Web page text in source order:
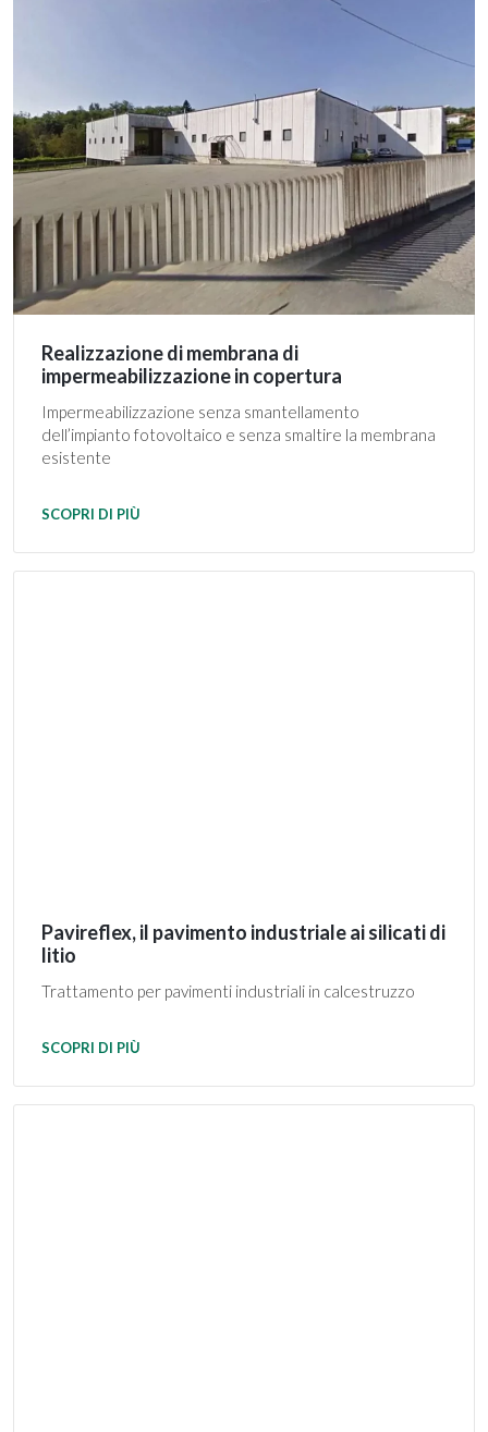
Realizzazione di membrana di
impermeabilizzazione in copertura
Impermeabilizzazione senza smantellamento
dell’impianto fotovoltaico e senza smaltire la membrana
esistente
SCOPRI DI PIÙ
Pavireflex, il pavimento industriale ai silicati di
litio
Trattamento per pavimenti industriali in calcestruzzo
SCOPRI DI PIÙ